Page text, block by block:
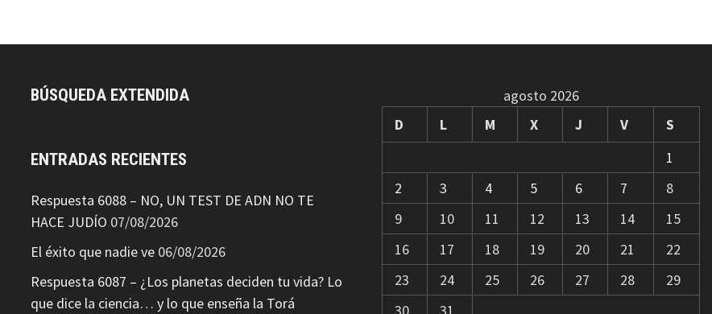
BÚSQUEDA EXTENDIDA
ENTRADAS RECIENTES
Respuesta 6088 – NO, UN TEST DE ADN NO TE
HACE JUDÍO 07/08/2026
El éxito que nadie ve 06/08/2026
Respuesta 6087 – ¿Los planetas deciden tu vida? Lo
que dice la ciencia… y lo que enseña la Torá
agosto 2026
D
L M X J V
S
1
2
3 4 5 6 7
8
9
10 11 12 13 14
15
16
17 18 19 20 21
22
23
24 25 26 27 28
29